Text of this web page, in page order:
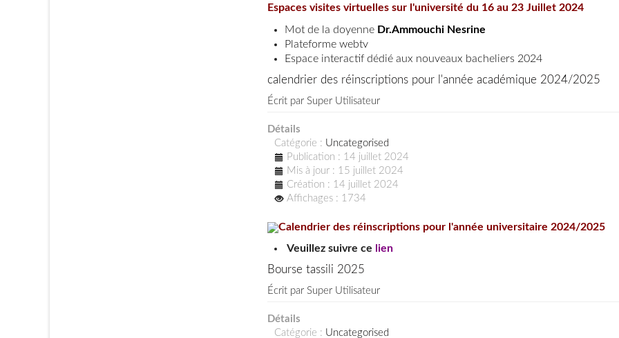
Espaces visites virtuelles sur l'université du 16 au 23 Juillet 2024
Mot de la doyenne Dr.Ammouchi Nesrine
Plateforme webtv
Espace interactif dédié aux nouveaux bacheliers 2024
calendrier des réinscriptions pour l'année académique 2024/2025
Écrit par Super Utilisateur
Détails
Catégorie : Uncategorised
Publication : 14 juillet 2024
Mis à jour : 15 juillet 2024
Création : 14 juillet 2024
Affichages : 1734
Calendrier des réinscriptions pour l'année universitaire 2024/2025
Veuillez suivre ce lien
Bourse tassili 2025
Écrit par Super Utilisateur
Détails
Catégorie : Uncategorised